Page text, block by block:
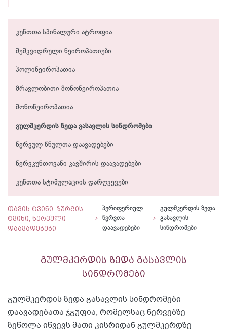
კუნთთა სპინალური ატროფია
მემკვიდრული ნეიროპათიები
პოლინეიროპათია
მრავლობითი მონონეიროპათია
მონონეიროპათია
გულმკერდის ზედა გასავლის სინდრომები
ნერვულ წნულთა დაავადებები
ნერვკუნთოვანი კავშირის დაავადებები
კუნთთა სტიმულაციის დარღვევები
თავის ტვინი, ზურგის
ტვინი, ნერვული
დაავადებები
პერიფერიულ
ნერვთა
დაავადებები
გულმკერდის ზედა
გასავლის
სინდრომები
გულმკერდის ზედა გასავლის
სინდრომები
გულმკერდის ზედა გასავლის სინდრომები
დაავადებათა ჯგუფია, რომელსაც ნერვებზე
ზეწოლა იწვევს მათი კისრიდან გულმკერდზე